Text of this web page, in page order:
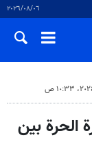
٠٦‏/٠٨‏/٢٠٢٦
الحرة بين